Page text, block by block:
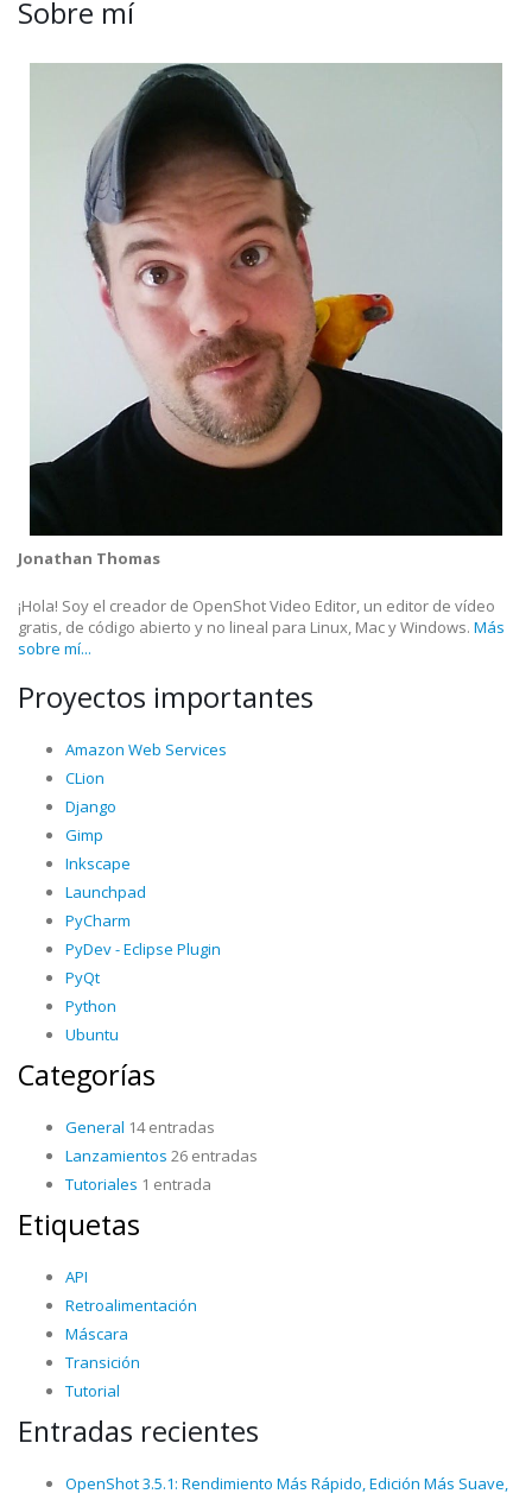
Sobre mí
Jonathan Thomas
¡Hola! Soy el creador de OpenShot Video Editor, un editor de vídeo
gratis, de código abierto y no lineal para Linux, Mac y Windows. Más
sobre mí...
Proyectos importantes
Amazon Web Services
CLion
Django
Gimp
Inkscape
Launchpad
PyCharm
PyDev - Eclipse Plugin
PyQt
Python
Ubuntu
Categorías
General 14 entradas
Lanzamientos 26 entradas
Tutoriales 1 entrada
Etiquetas
API
Retroalimentación
Máscara
Transición
Tutorial
Entradas recientes
OpenShot 3.5.1: Rendimiento Más Rápido, Edición Más Suave,